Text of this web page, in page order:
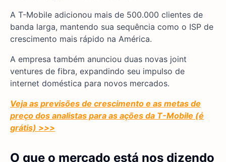
A T-Mobile adicionou mais de 500.000 clientes de
banda larga, mantendo sua sequência como o ISP de
crescimento mais rápido na América.
A empresa também anunciou duas novas joint
ventures de fibra, expandindo seu impulso de
internet doméstica para novos mercados.
Veja as previsões de crescimento e as metas de
preço dos analistas para as ações da T-Mobile (é
grátis) >>>
O que o mercado está nos dizendo